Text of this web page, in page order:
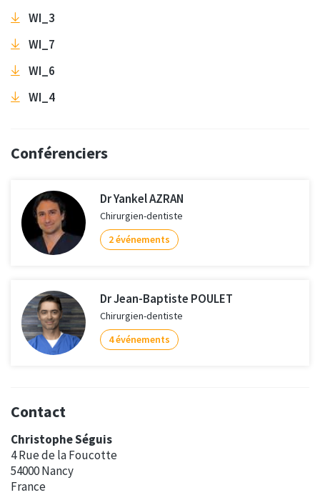
WI_3
WI_7
WI_6
WI_4
Conférenciers
Dr Yankel AZRAN
Chirurgien-dentiste
2 événements
Dr Jean-Baptiste POULET
Chirurgien-dentiste
4 événements
Contact
Christophe Séguis
4 Rue de la Foucotte
54000 Nancy
France